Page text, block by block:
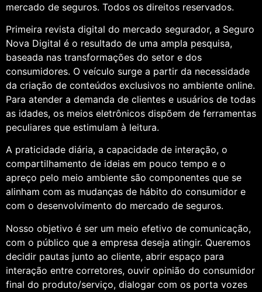
mercado de seguros. Todos os direitos reservados.
Primeira revista digital do mercado segurador, a Seguro
Nova Digital é o resultado de uma ampla pesquisa,
baseada nas transformações do setor e dos
consumidores. O veículo surge a partir da necessidade
da criação de conteúdos exclusivos no ambiente online.
Para atender a demanda de clientes e usuários de todas
as idades, os meios eletrônicos dispõem de ferramentas
peculiares que estimulam à leitura.
A praticidade diária, a capacidade de interação, o
compartilhamento de ideias em pouco tempo e o
apreço pelo meio ambiente são componentes que se
alinham com as mudanças de hábito do consumidor e
com o desenvolvimento do mercado de seguros.
Nosso objetivo é ser um meio efetivo de comunicação,
com o público que a empresa deseja atingir. Queremos
decidir pautas junto ao cliente, abrir espaço para
interação entre corretores, ouvir opinião do consumidor
final do produto/serviço, dialogar com os porta vozes